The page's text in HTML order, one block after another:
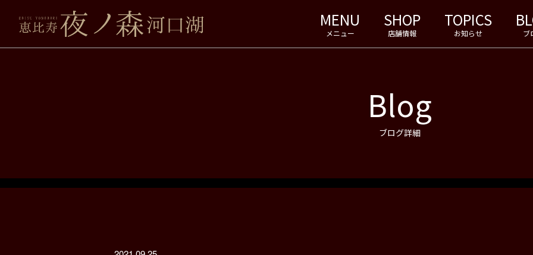
MENU
メニュー
SHOP
店舗情報
TOPICS
お知らせ ブ
Blog
ブログ詳細